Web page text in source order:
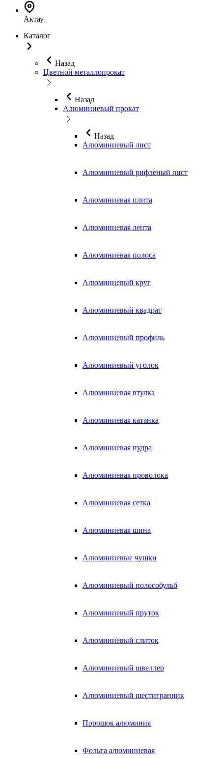
Актау
Каталог
Назад
Цветной металлопрокат
Назад
Алюминиевый прокат
Назад
Алюминиевый лист
Алюминиевый рифленый лист
Алюминиевая плита
Алюминиевая лента
Алюминиевая полоса
Алюминиевый круг
Алюминиевый квадрат
Алюминиевый профиль
Алюминиевый уголок
Алюминиевая втулка
Алюминиевая катанка
Алюминиевая пудра
Алюминиевая проволока
Алюминиевая сетка
Алюминиевая шина
Алюминиевые чушки
Алюминиевый полособульб
Алюминиевый пруток
Алюминиевый слиток
Алюминиевый швеллер
Алюминиевый шестигранник
Порошок алюминия
Фольга алюминиевая